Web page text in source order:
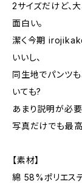
2サイズだけど、
面白い。
潔く今期
いいし、
同生地でパンツも
いても?
あまり説明が必
写真だけでも最
【素材】
綿 58%ポリエス